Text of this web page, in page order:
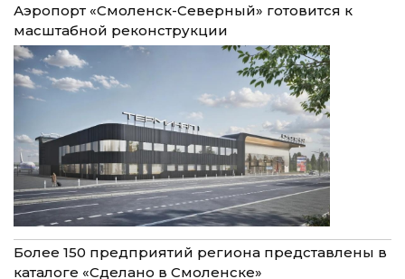
Аэропорт «Смоленск-Северный» готовится к
масштабной реконструкции
Более 150 предприятий региона представлены в
каталоге «Сделано в Смоленске»